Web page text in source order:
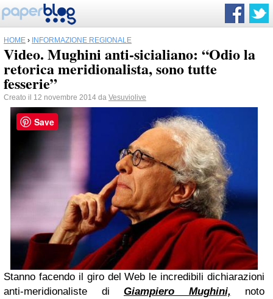
HOME › INFORMAZIONE REGIONALE
Video. Mughini anti-sicialiano: “Odio la
retorica meridionalista, sono tutte
fesserie”
Creato il 12 novembre 2014 da Vesuviolive
Stanno facendo il giro del Web le incredibili dichiarazioni
anti-meridionaliste di Giampiero Mughini, noto
Save